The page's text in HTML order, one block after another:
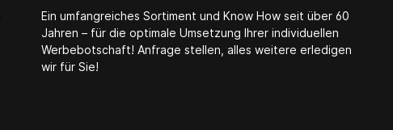
Ein umfangreiches Sortiment und Know How seit über 60
Jahren – für die optimale Umsetzung Ihrer individuellen
Werbebotschaft! Anfrage stellen, alles weitere erledigen
wir für Sie!